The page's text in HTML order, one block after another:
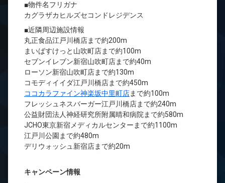
■物件名フリガナ
カグラザカヒルズセコンドレジデンス
■近隣周辺施設情報
丸正食品江戸川橋店まで約200m
まいばすけっと山吹町店まで約100m
セブンイレブン新宿山吹町店まで約40m
ローソン新宿山吹町店まで約130m
コモディイイダ江戸川橋店まで約450m
ココカラファイン神楽坂中里町店まで約100m
フレッシュネスバーガー江戸川橋店まで約240m
公益財団法人神経研究所附属晴和病院まで約580m
JCHO東京新宿メディカルセンターまで約1100m
江戸川公園まで約480m
デリウォッシュ新宿店まで約20m
キャンペーン情報